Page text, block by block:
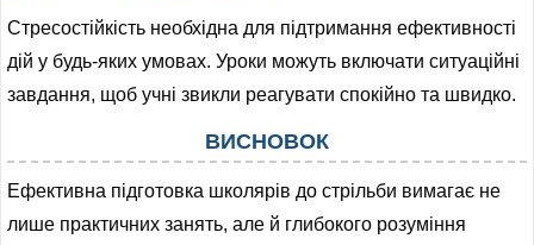
Стресостійкість необхідна для підтримання ефективності
дій у будь-яких умовах. Уроки можуть включати ситуаційні
завдання, щоб учні звикли реагувати спокійно та швидко.
ВИСНОВОК
Ефективна підготовка школярів до стрільби вимагає не
лише практичних занять, але й глибокого розуміння